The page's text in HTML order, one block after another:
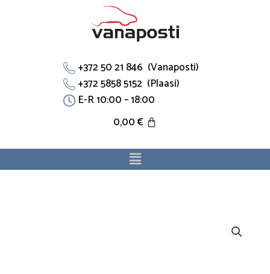
+372 50 21 846 (Vanaposti)
+372 5858 5152 (Plaasi)
E-R 10:00 – 18:00
0,00€
Menu